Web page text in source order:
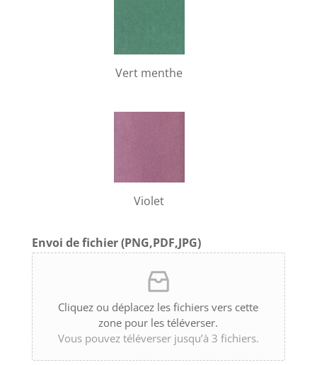
Vert menthe
Violet
Envoi de fichier (PNG,PDF,JPG)
Cliquez ou déplacez les fichiers vers cette
zone pour les téléverser.
Vous pouvez téléverser jusqu’à 3 fichiers.